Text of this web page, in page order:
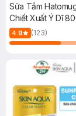
Sữa Tắm
Chiết Xuất Ý Dĩ
4.9 (123)